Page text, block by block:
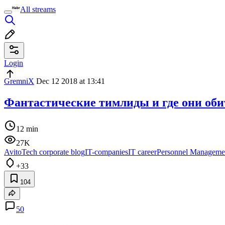
All streams
Login
GremniX Dec 12 2018 at 13:41
Фантастические тимлиды и где они
12 min
27K
AvitoTech corporate blogIT-companiesIT careerPersonnel
+33
104
50